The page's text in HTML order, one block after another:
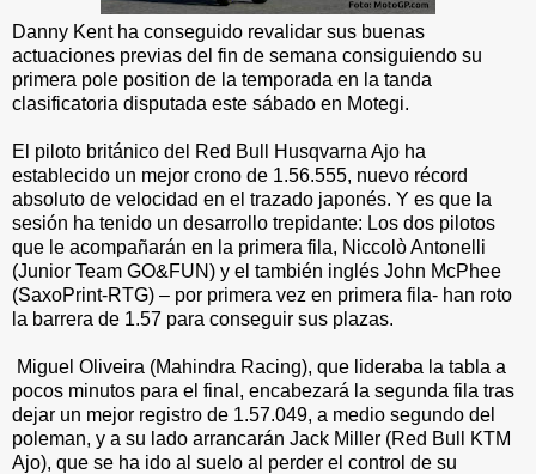
Danny Kent ha conseguido revalidar sus buenas
actuaciones previas del fin de semana consiguiendo su
primera pole position de la temporada en la tanda
clasificatoria disputada este sábado en Motegi.
El piloto británico del Red Bull Husqvarna Ajo ha
establecido un mejor crono de 1.56.555, nuevo récord
absoluto de velocidad en el trazado japonés. Y es que la
sesión ha tenido un desarrollo trepidante: Los dos pilotos
que le acompañarán en la primera fila, Niccolò Antonelli
(Junior Team GO&FUN) y el también inglés John McPhee
(SaxoPrint-RTG) – por primera vez en primera fila- han roto
la barrera de 1.57 para conseguir sus plazas.
Miguel Oliveira (Mahindra Racing), que lideraba la tabla a
pocos minutos para el final, encabezará la segunda fila tras
dejar un mejor registro de 1.57.049, a medio segundo del
poleman, y a su lado arrancarán Jack Miller (Red Bull KTM
Ajo), que se ha ido al suelo al perder el control de su